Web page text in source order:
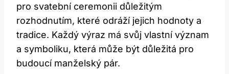
pro svatební ceremonii důležitým
rozhodnutím, které odráží jejich hodnoty a
tradice. Každý výraz má svůj vlastní význam
a symboliku, která může být důležitá pro
budoucí manželský pár.